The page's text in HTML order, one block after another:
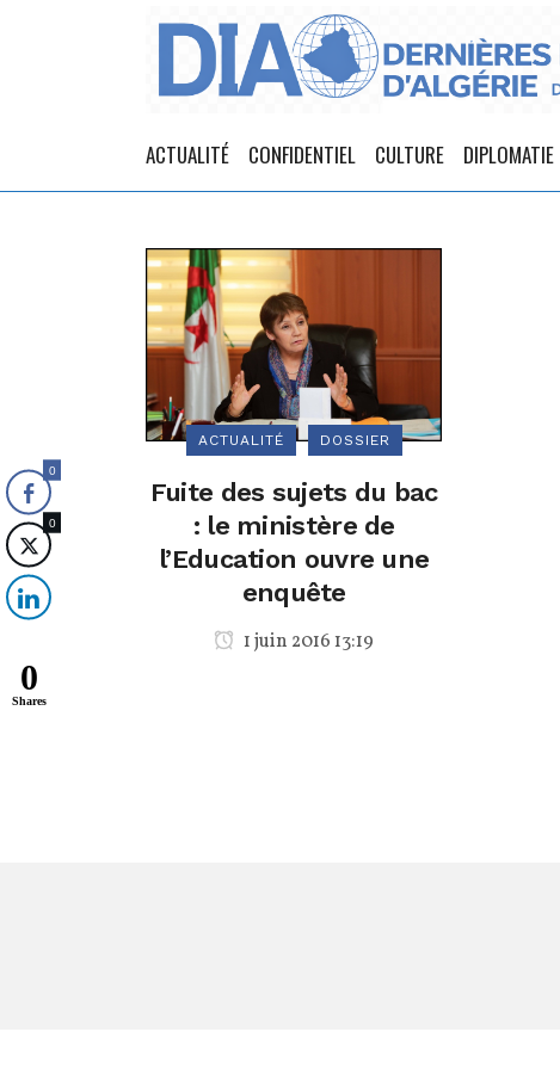
ACTUALITÉ CONFIDENTIEL CULTURE DIPLOMATIE
ACTUALITÉ DOSSIER
Fuite des sujets du bac
: le ministère de
l’Education ouvre une
enquête
1 juin 2016 13:19
0
0
0
Shares